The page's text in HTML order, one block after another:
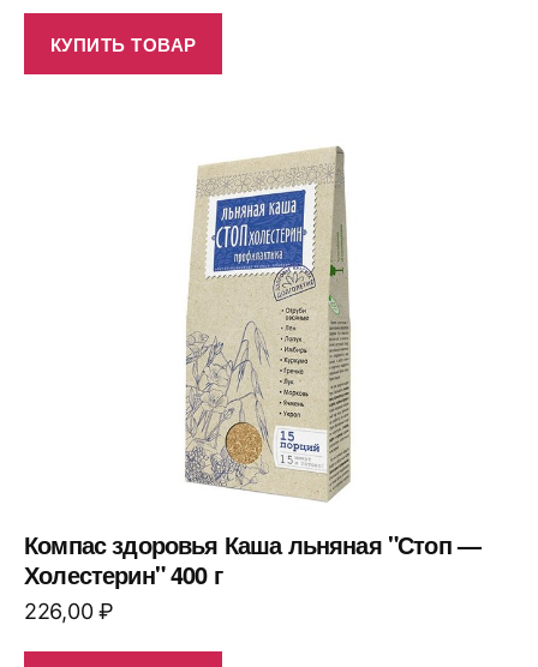
КУПИТЬ ТОВАР
Компас здоровья Каша льняная "Стоп —
Холестерин" 400 г
226,00₽